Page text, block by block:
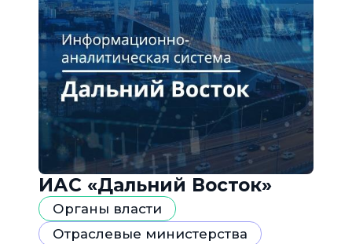
ИАС «Дальний Восток»
Органы власти
Отраслевые министерства